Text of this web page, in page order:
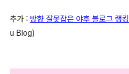
추가 : 방향 잘못잡은 야후 블로그 랭킹
u Blog)